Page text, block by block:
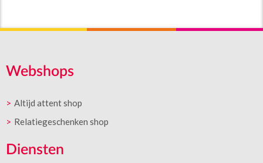
Webshops
Altijd attent shop
Relatiegeschenken shop
Diensten